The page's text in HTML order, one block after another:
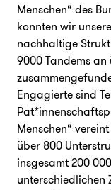
Menschen“ des
konnten wir
nachhaltige
9000 Tandems
Engagierte sind
Menschen“
über 800
insgesamt 200
unterschiedlichen